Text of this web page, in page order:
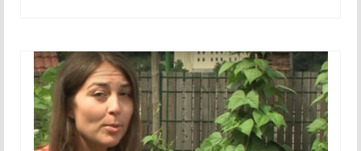
Junij 2018
Julij 2018
Avgust 2018